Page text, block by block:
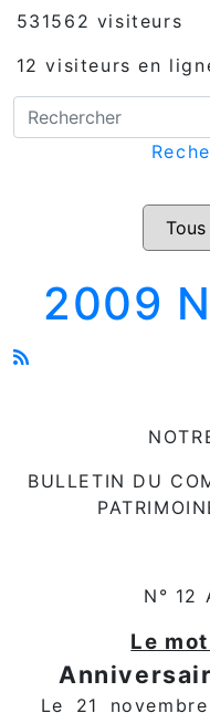
531562 visiteurs
12 visiteurs en
2009
BULLETIN DU
N° 12
Le
Le 21